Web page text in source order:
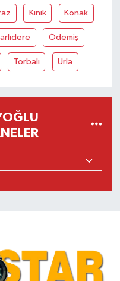
Kınık Konak
Ödemiş
Torbalı Urla